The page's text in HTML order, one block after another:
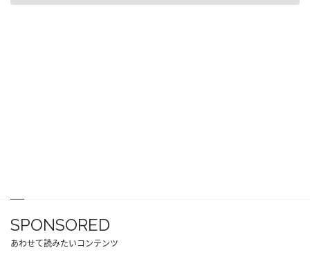
SPONSORED
あわせて読みたいコンテンツ